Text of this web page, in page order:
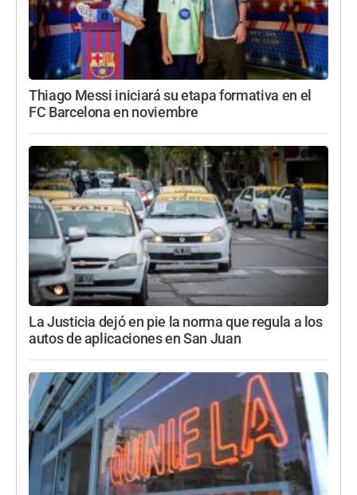
Thiago Messi iniciará su etapa formativa en el
FC Barcelona en noviembre
La Justicia dejó en pie la norma que regula a los
autos de aplicaciones en San Juan